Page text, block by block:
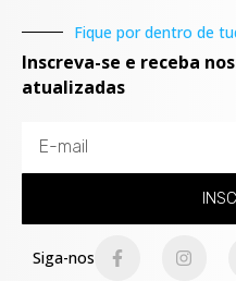
Fique por dentro de
Inscreva-se e receba
atualizadas
Siga-nos